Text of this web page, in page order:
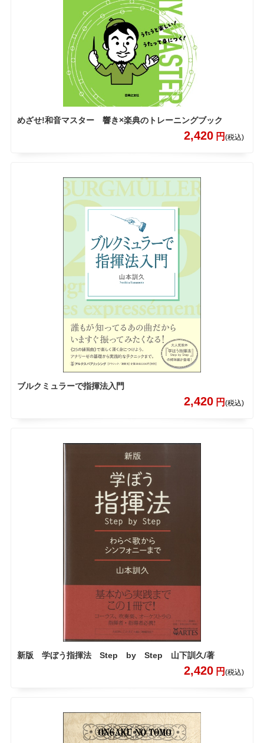
めざせ!和音マスター 響き×楽典のトレーニングブック
2,420 円(税込)
ブルクミュラーで指揮法入門
2,420 円(税込)
新版 学ぼう指揮法 Step by Step 山下訓久/著
2,420 円(税込)